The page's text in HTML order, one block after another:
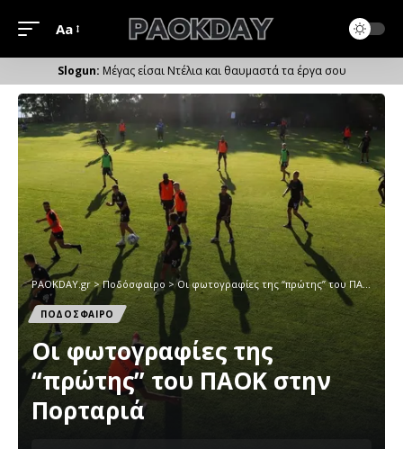
Μέγεθος
Γραμματοσειράς
Aa
Μέγας είσαι Ντέλια και θαυμαστά τα έργα σου
PAOKDAY.gr >Ποδόσφαιρο >Oι φωτογραφίες της “πρώτης” του ΠΑΟΚ στην Πορταριά
ΠΟΔΟΣΦΑΙΡΟ
Oι φωτογραφίες της
“πρώτης” του ΠΑΟΚ στην
Πορταριά